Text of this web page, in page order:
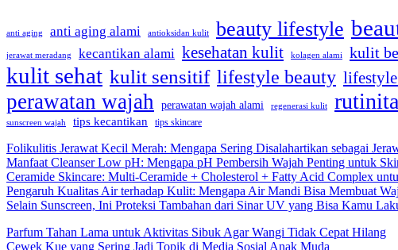
anti aging anti aging alami antioksidan kulit beauty lifestyle
jerawat meradang kecantikan alami kesehatan kulit kolagen alami kulit
kulit sehat kulit sensitif lifestyle beauty lifestyle
perawatan wajah perawatan wajah alami regenerasi kulit
sunscreen wajah tips kecantikan tips skincare
Folikulitis Jerawat Kecil Merah: Mengapa Sering Disalahartikan sebagai
Manfaat Cleanser Low pH: Mengapa pH Pembersih Wajah Penting untuk
Ceramide Skincare: Multi-Ceramide + Cholesterol + Fatty Acid Complex
Pengaruh Kualitas Air terhadap Kulit: Mengapa Air Mandi Bisa Membuat
Selain Sunscreen, Ini Proteksi Tambahan dari Sinar UV yang Bisa Kamu
Parfum Tahan Lama untuk Aktivitas Sibuk Agar Wangi Tidak Cepat Hilang
Cewek Kue yang Sering Jadi Topik di Media Sosial Anak Muda